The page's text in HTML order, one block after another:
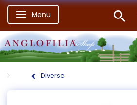
Skifte navigation
Menu
Diverse